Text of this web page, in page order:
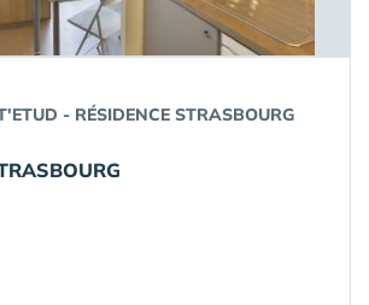
- RÉSIDENCE STRASBOURG